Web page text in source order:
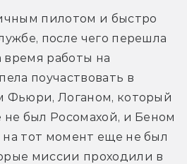
пилотом и быстро
после чего перешла
время работы на
поучаствовать в
Фьюри, Логаном, который
был Росомахой, и Беном
тот момент еще не был
миссии проходили в